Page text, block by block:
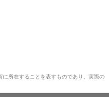
所在することを表すものであり、実際の